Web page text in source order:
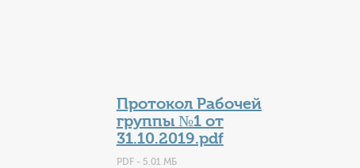
Протокол Рабочей
группы №1 от
31.10.2019.pdf
PDF - 5.01 МБ